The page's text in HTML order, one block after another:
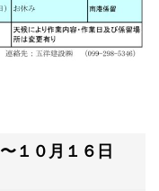
１０月１６日